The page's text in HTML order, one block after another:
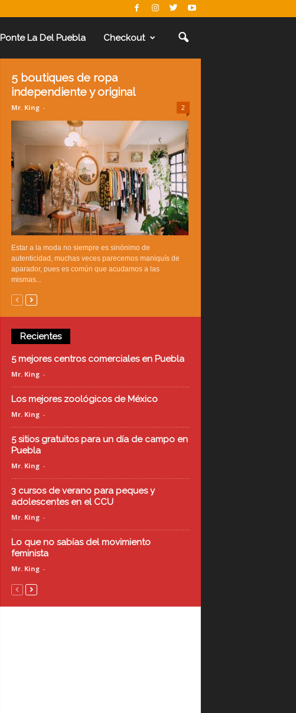
Ponte La Del Puebla Checkout
5 boutiques de ropa
independiente y original
Mr. King - 2
Estar a la moda no siempre es sinónimo de
autenticidad, muchas veces parecemos maniquís de
aparador, pues es común que acudamos a las
mismas...
Recientes
5 mejores centros comerciales en Puebla
Mr. King -
Los mejores zoológicos de México
Mr. King -
5 sitios gratuitos para un día de campo en
Puebla
Mr. King -
3 cursos de verano para peques y
adolescentes en el CCU
Mr. King -
Lo que no sabías del movimiento
feminista
Mr. King -